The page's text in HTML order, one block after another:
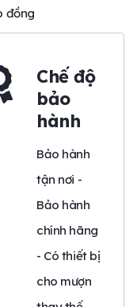
đồng
Chế độ
bảo
hành
Bảo hành
tận nơi -
Bảo hành
chính hãng
- Có thiết bị
cho mượn